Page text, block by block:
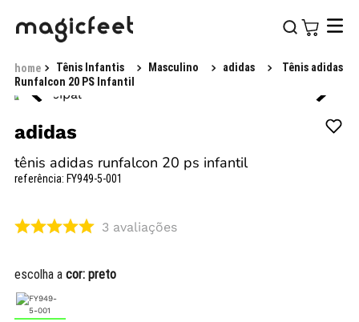
Tênis Infantis Masculino adidas
Tênis adidas
Runfalcon 20 PS Infantil
adidas
tênis adidas runfalcon 20 ps infantil
referência: FY949-5-001
3 avaliações
escolha a cor: preto